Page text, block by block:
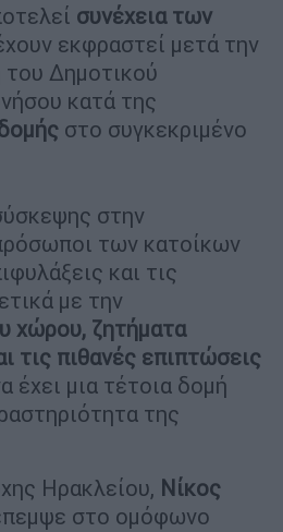
συνέχεια των
εκφραστεί μετά την
Δημοτικού
κατά της
στο συγκεκριμένο
στην
των κατοίκων
και τις
με την
χώρου, ζητήματα
τις πιθανές επιπτώσεις
έχει μια τέτοια δομή
της
Ηρακλείου, Νίκος
στο ομόφωνο